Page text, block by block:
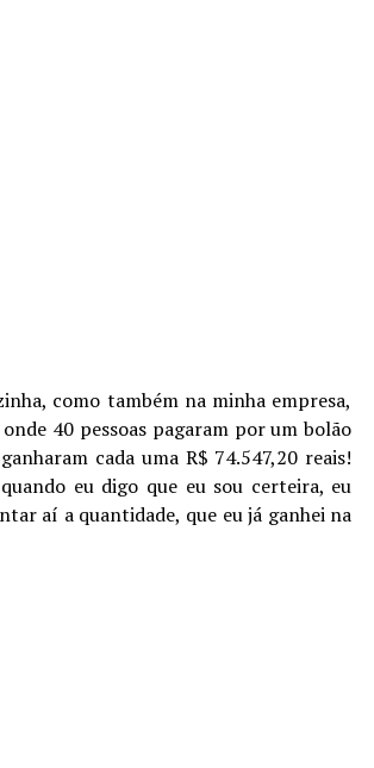
como também na minha empresa,
40 pessoas pagaram por um bolão
cada uma R$ 74.547,20 reais!
eu digo que eu sou certeira, eu
aí a quantidade, que eu já ganhei na